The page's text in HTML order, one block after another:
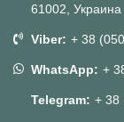
61002, Украина
Viber: + 38
WhatsApp: +
Telegram: + 38